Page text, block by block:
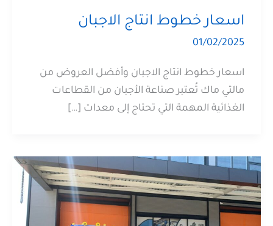
اسعار خطوط انتاج الاجبان
01/02/2025
اسعار خطوط انتاج الاجبان وأفضل العروض من
مالتي ماك تُعتبر صناعة الأجبان من القطاعات
الغذائية المهمة التي تحتاج إلى معدات […]